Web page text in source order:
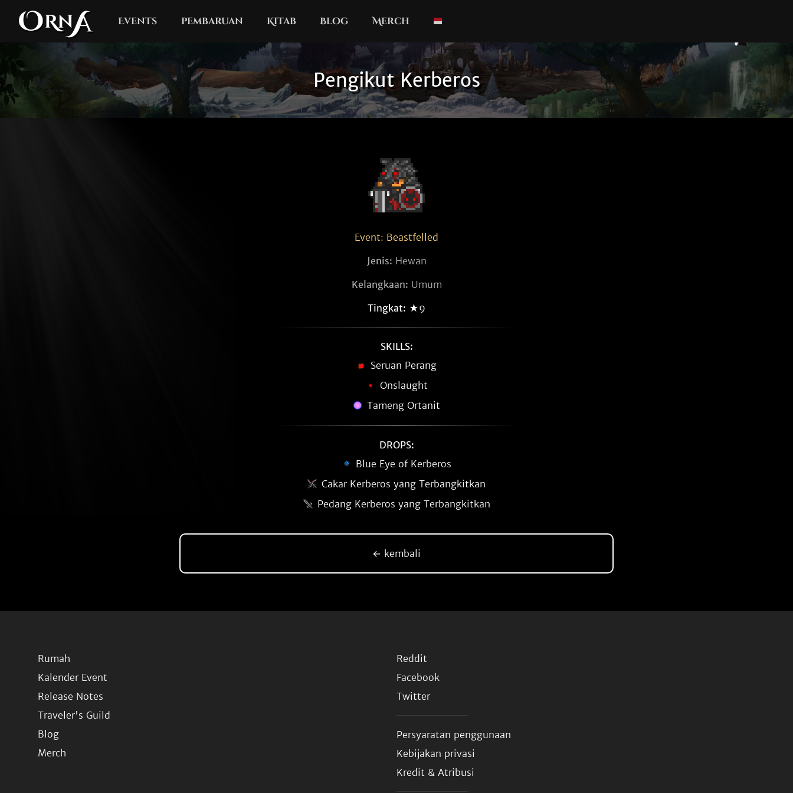
Events pembaruan Kitab Blog Merch
Pengikut Kerberos
Event: Beastfelled
Jenis: Hewan
Kelangkaan: Umum
Tingkat: ★9
SKILLS:
Seruan Perang
Onslaught
Tameng Ortanit
DROPS:
Blue Eye of Kerberos
Cakar Kerberos yang Terbangkitkan
Pedang Kerberos yang Terbangkitkan
← kembali
Rumah
Kalender Event
Release Notes
Traveler's Guild
Blog
Merch
Reddit
Facebook
Twitter
Persyaratan penggunaan
Kebijakan privasi
Kredit & Atribusi